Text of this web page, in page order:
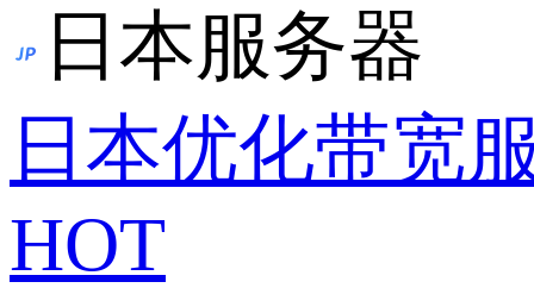
日本服务器
日本优化带宽
HOT